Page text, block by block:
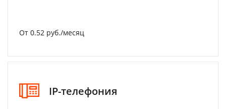
От 0.52 руб./месяц
IP-телефония